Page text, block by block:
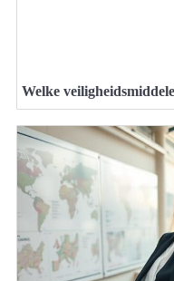
Welke